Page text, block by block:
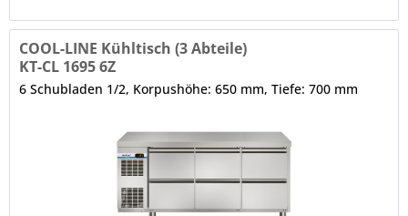
COOL-LINE Kühltisch (3 Abteile)
KT-CL 1695 6Z
6 Schubladen 1/2, Korpushöhe: 650 mm, Tiefe: 700 mm